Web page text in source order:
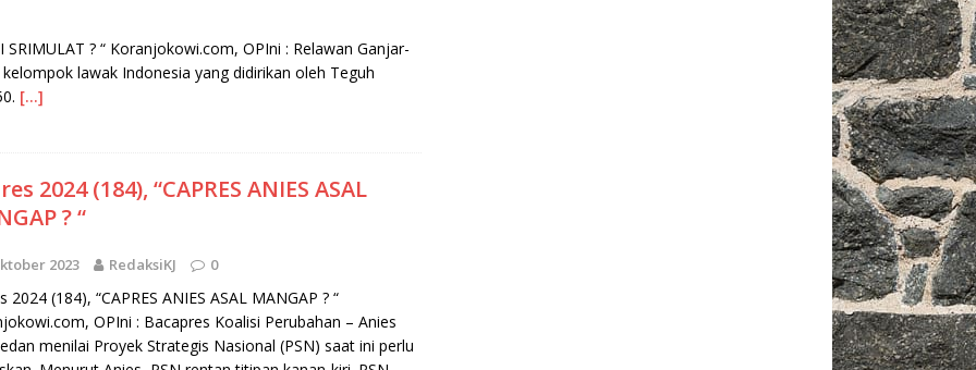
SRIMULAT ? “ Koranjokowi.com, OPIni : Relawan Ganjar-
lawak Indonesia yang didirikan oleh Teguh
[…]
2024 (184), “CAPRES ANIES ASAL
? “
2023 RedaksiKJ 0
2024 (184), “CAPRES ANIES ASAL MANGAP ? “
OPIni : Bacapres Koalisi Perubahan – Anies
menilai Proyek Strategis Nasional (PSN) saat ini perlu